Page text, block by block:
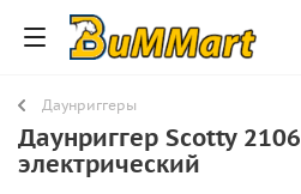
Даунриггеры
Даунриггер Scotty 2106
электрический